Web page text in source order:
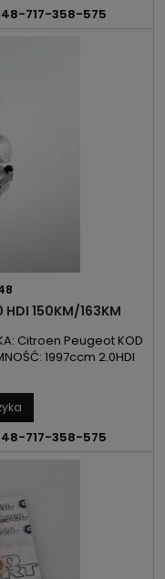
717-358-575
HDI 150KM/163KM
Citroen Peugeot KOD
1997ccm 2.0HDI
PRODUKCJI: Od 2009r
cieczą
717-358-575